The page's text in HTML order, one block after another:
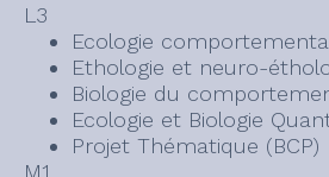
L3
Ecologie
Ethologie et neuro-
Biologie du
Ecologie et Biologie
Projet Thématique (BCP)
M1